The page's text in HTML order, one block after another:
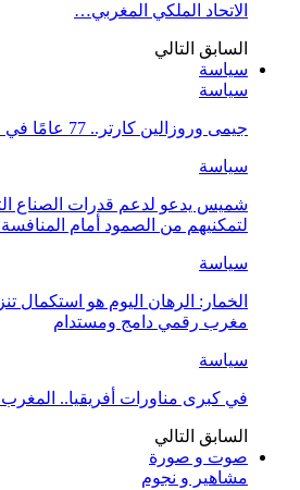
الاتحاد الملكي المغربي…
السابق التالي
سياسة
سياسة
جيمى وروزالين كارتر.. 77 عامًا في القفص الذهبي
سياسة
شميس يدعو لدعم قدرات الصناع
لتمكنيهم من الصمود أمام
سياسة
الخمار: الرهان اليوم هو استكمال
مغرب رقمي دامج ومستدام
سياسة
في كبرى مناورات أفريقيا..
السابق التالي
صوت و صورة
مشاهير و نجوم